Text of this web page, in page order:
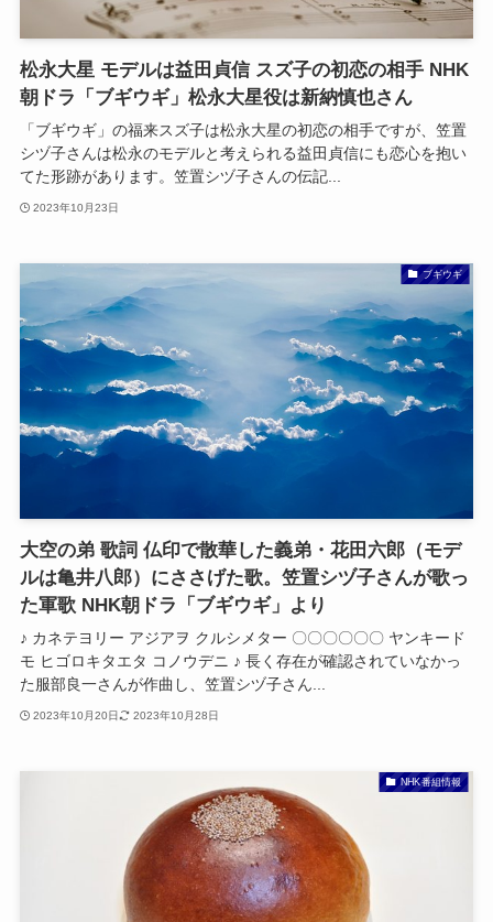
松永大星 モデルは益田貞信 スズ子の初恋の相手 NHK
朝ドラ「ブギウギ」松永大星役は新納慎也さん
「ブギウギ」の福来スズ子は松永大星の初恋の相手ですが、笠置
シヅ子さんは松永のモデルと考えられる益田貞信にも恋心を抱い
てた形跡があります。笠置シヅ子さんの伝記...
2023年10月23日
ブギウギ
大空の弟 歌詞 仏印で散華した義弟・花田六郎（モデ
ルは亀井八郎）にささげた歌。笠置シヅ子さんが歌っ
た軍歌 NHK朝ドラ「ブギウギ」より
♪ カネテヨリー アジアヲ クルシメター 〇〇〇〇〇〇 ヤンキード
モ ヒゴロキタエタ コノウデニ ♪ 長く存在が確認されていなかっ
た服部良一さんが作曲し、笠置シヅ子さん...
2023年10月20日 2023年10月28日
NHK番組情報